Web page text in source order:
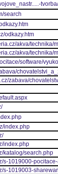
search
odkazy.htm
akva/technika/
akva/technika/
software/
zabava/
index.php
index.php
katalog/search.php
s-1019000-
s-1019003-